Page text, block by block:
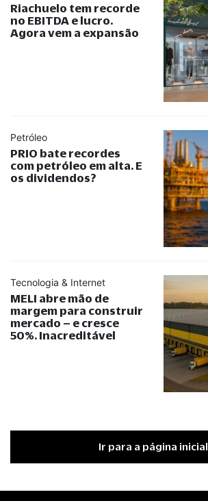
Riachuelo tem recorde
no EBITDA e lucro.
Agora vem a expansão
Petróleo
PRIO bate recordes
com petróleo em alta. E
os dividendos?
Tecnologia & Internet
MELI abre mão de
margem para construir
mercado – e cresce
50%. Inacreditável
Ir para a página inicial